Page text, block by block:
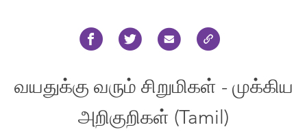
வயதுக்கு வரும் சிறுமிகள் - முக்கிய
அறிகுறிகள் (Tamil)